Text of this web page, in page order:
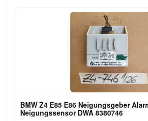
BMW Z4 E85 E86 Neigungsgeber
Neigungssensor DWA 8380746